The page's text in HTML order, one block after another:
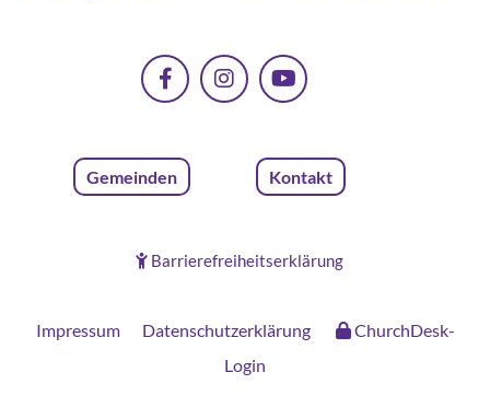
Gemeinden Kontakt
 Barrierefreiheitserklärung
Impressum Datenschutzerklärung
ChurchDesk-
Login